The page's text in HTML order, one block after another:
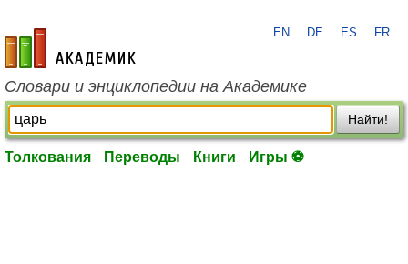
academic.ru
EN DE ES FR
Словари и энциклопедии на Академике
Найти!
Толкования Переводы Книги Игры ⚽